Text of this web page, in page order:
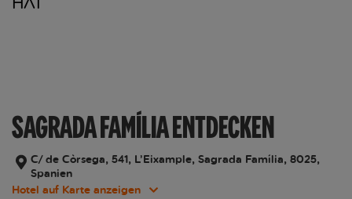
SAGRADA FAMÍLIA ENTDECKEN
C/ de Còrsega, 541, L’Eixample, Sagrada Família, 8025,
Spanien
Hotel auf Karte anzeigen